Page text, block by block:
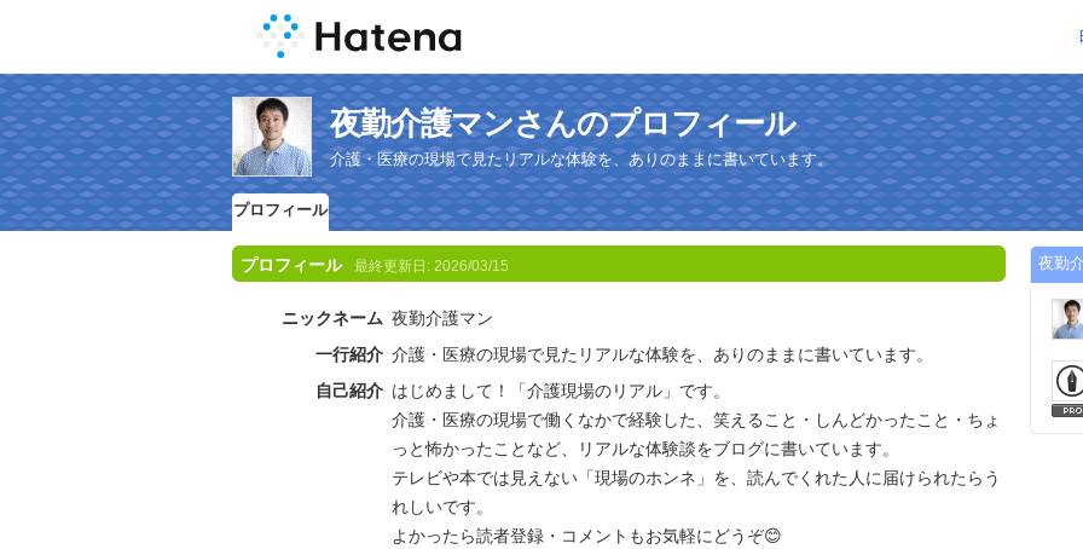
夜勤介護マンさんのプロフィール
介護・医療の現場で見たリアルな体験を、ありのままに書いています。
プロフィール
プロフィール 最終更新日: 2026/03/15
ニックネーム 夜勤介護マン
一行紹介 介護・医療の現場で見たリアルな体験を、ありのままに書いています。
自己紹介 はじめまして！「介護現場のリアル」です。
介護・医療の現場で働くなかで経験した、笑えること・しんどかったこと・ちょ
っと怖かったことなど、リアルな体験談をブログに書いています。
テレビや本では見えない「現場のホンネ」を、読んでくれた人に届けられたらう
れしいです。
よかったら読者登録・コメントもお気軽にどうぞ😊
夜勤